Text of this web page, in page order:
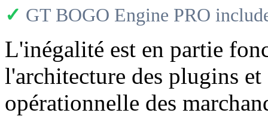
✓ GT BOGO Engine PRO
L'inégalité est en partie
l'architecture des plugins
opérationnelle des